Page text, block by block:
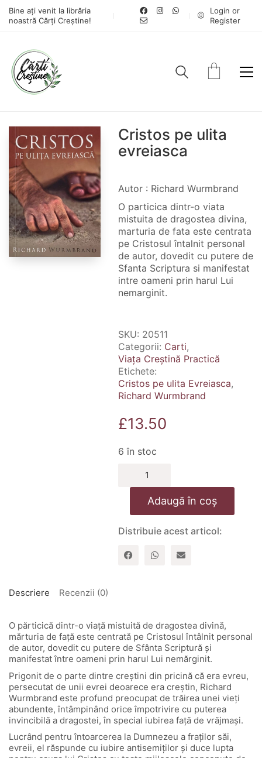
Bine ați venit la librăria
noastră Cărți Creștine!
Login or
Register
Cristos pe ulita
evreiasca
Autor : Richard Wurmbrand
O particica dintr-o viata
mistuita de dragostea divina,
marturia de fata este centrata
pe Cristosul întalnit personal
de autor, dovedit cu putere de
Sfanta Scriptura si manifestat
intre oameni prin harul Lui
nemarginit.
SKU: 20511
Categorii: Carti,
Viața Creștină Practică
Etichete:
Cristos pe ulita Evreiasca,
Richard Wurmbrand
£13.50
6 în stoc
Cristos
evreiasca
Adaugă în coș
Distribuie acest articol:
Descriere Recenzii (0)
O părticică dintr-o viață mistuită de dragostea divină,
mărturia de față este centrată pe Cristosul întâlnit personal
de autor, dovedit cu putere de Sfânta Scriptură și
manifestat între oameni prin harul Lui nemărginit.
Prigonit de o parte dintre creștini din pricină că era evreu,
persecutat de unii evrei deoarece era creștin, Richard
Wurmbrand este profund preocupat de trăirea unei vieți
abundente, întâmpinând orice împotrivire cu puterea
invincibilă a dragostei, în special iubirea față de vrăjmași.
Lucrând pentru întoarcerea la Dumnezeu a fraților săi,
evreii, el răspunde cu iubire antisemiților și duce lupta